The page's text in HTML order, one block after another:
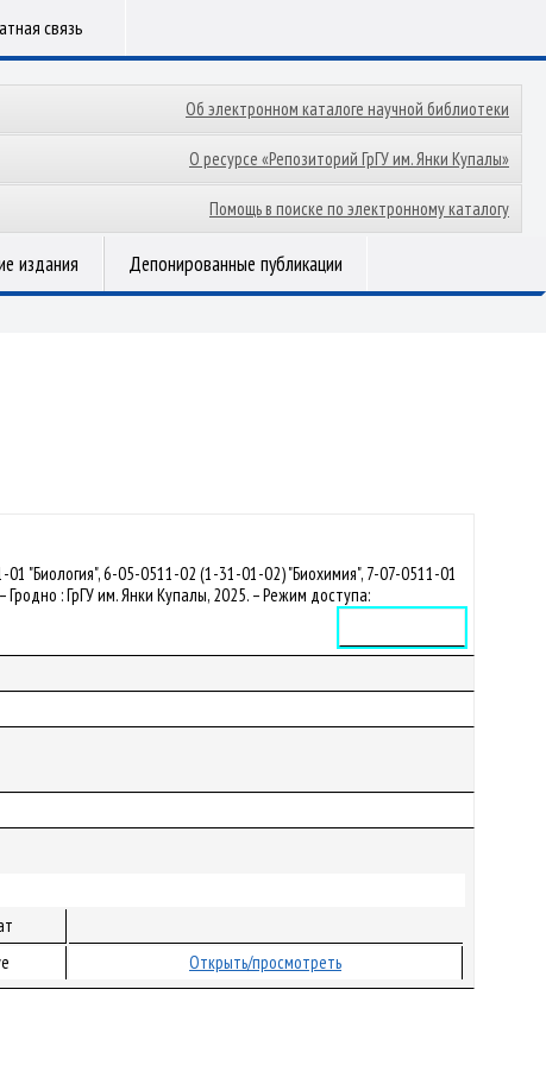
связь
Об электронном каталоге научной библиотеки
О ресурсе «Репозиторий ГрГУ им. Янки Купалы»
Помощь в поиске по электронному каталогу
издания Депонированные публикации
"Биология", 6-05-0511-02 (1-31-01-02) "Биохимия", 7-07-0511-01
: ГрГУ им. Янки Купалы, 2025. – Режим доступа:
Открыть/просмотреть